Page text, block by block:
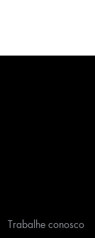
Trabalhe conosco